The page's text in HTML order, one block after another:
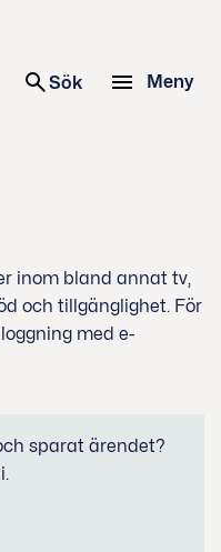
Sök Meny
inom bland annat tv,
och tillgänglighet. För
med e-
sparat ärendet?